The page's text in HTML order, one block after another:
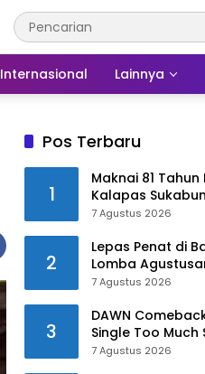
Internasional Lainnya
Pos Terbaru
1
Maknai 81
Kalapas
Turun Langsung
7 Agustus 2026
2
Lepas Penat di
Lomba
IIB Sukabumi
7 Agustus 2026
3
DAWN
Single Too Much
Tahun
7 Agustus 2026